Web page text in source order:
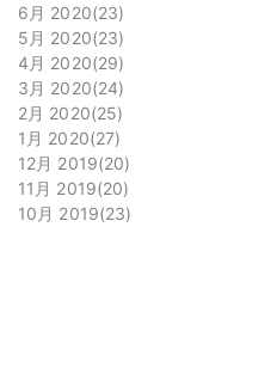
6月 2020 23
5月 2020 23
4月 2020 29
3月 2020 24
2月 2020 25
1月 2020 27
12月 2019 20
11月 2019 20
10月 2019 23